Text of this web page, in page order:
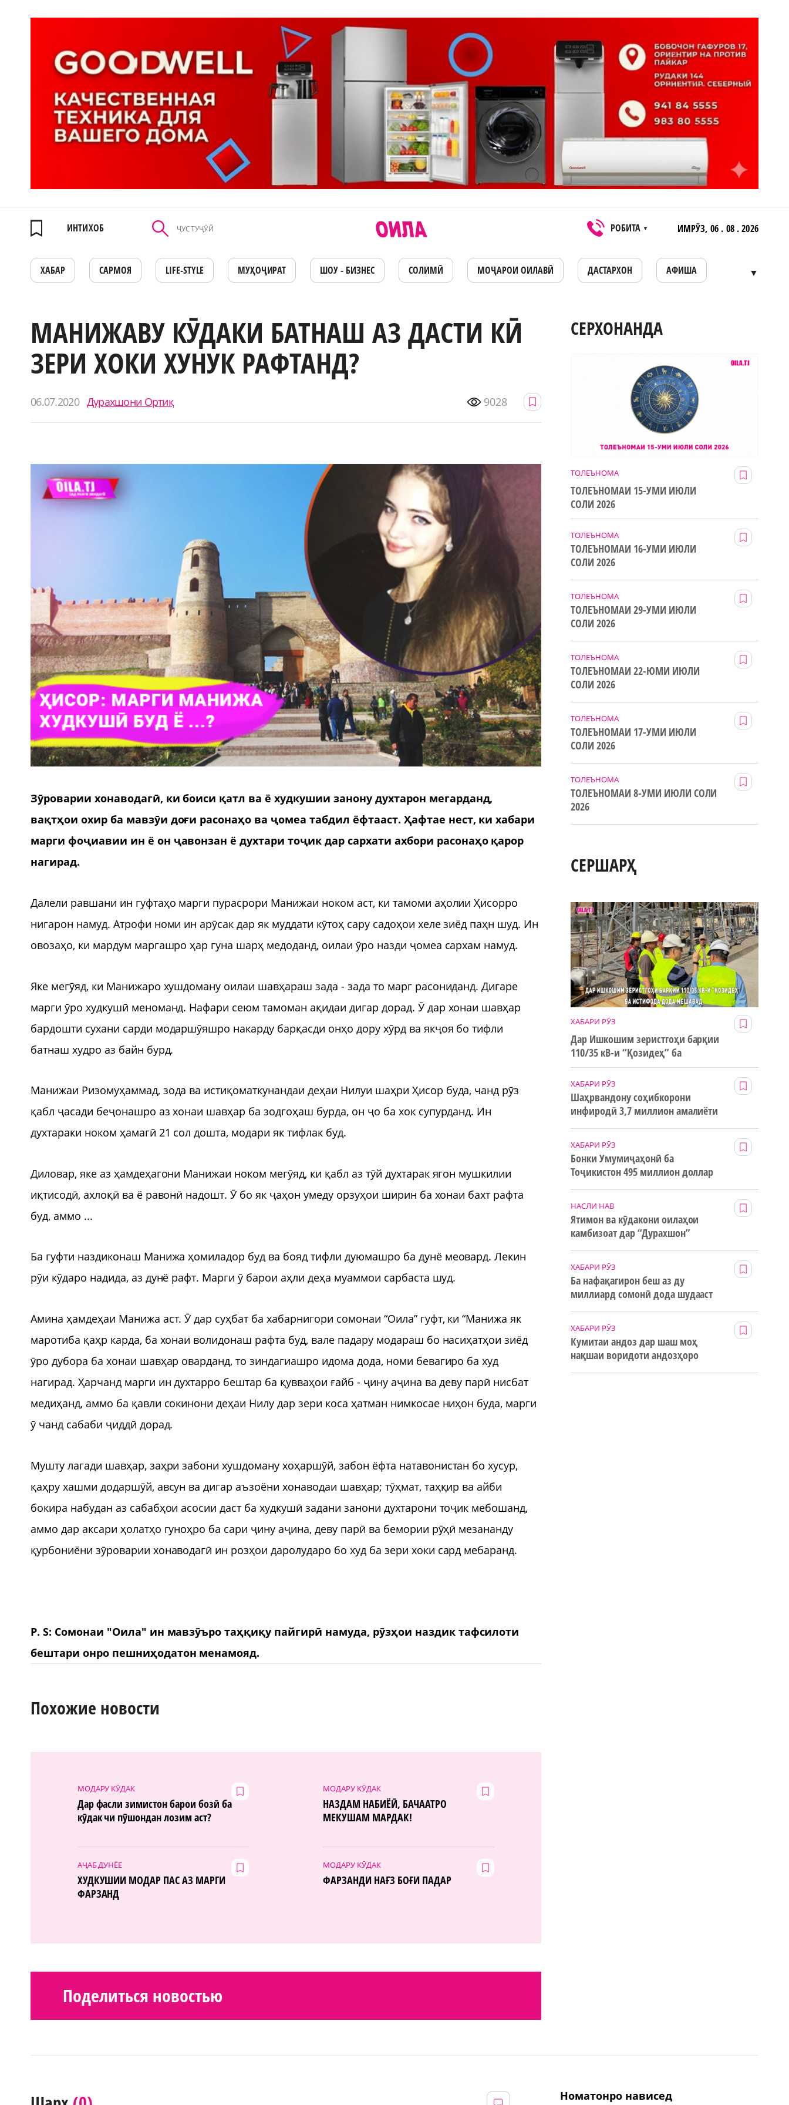
ИНТИХОБ РОБИТА ▼ ИМРӮЗ, 06 . 08 . 2026
ХАБАР САРМОЯ LIFE-STYLE МУҲОҶИРАТ ШОУ - БИЗНЕС СОЛИМӢ МОҶАРОИ ОИЛАВӢ ДАСТАРХОН АФИША ▼
МАНИЖАВУ КӮДАКИ БАТНАШ АЗ ДАСТИ КӢ
ЗЕРИ ХОКИ ХУНУК РАФТАНД?
06.07.2020 Дурахшони Ортиқ 9028
Зӯроварии хонаводагӣ, ки боиси қатл ва ё худкушии занону духтарон мегарданд,
вақтҳои охир ба мавзӯи доғи расонаҳо ва ҷомеа табдил ёфтааст. Ҳафтае нест, ки хабари
марги фоҷиавии ин ё он ҷавонзан ё духтари тоҷик дар сархати ахбори расонаҳо қарор
нагирад.
Далели равшани ин гуфтаҳо марги пурасрори Манижаи ноком аст, ки тамоми аҳолии Ҳисорро
нигарон намуд. Атрофи номи ин арӯсак дар як муддати кӯтоҳ сару садоҳои хеле зиёд паҳн шуд. Ин
овозаҳо, ки мардум маргашро ҳар гуна шарҳ медоданд, оилаи ӯро назди ҷомеа сархам намуд.
Яке мегӯяд, ки Манижаро хушдоману оилаи шавҳараш зада - зада то марг расониданд. Дигаре
марги ӯро худкушӣ меноманд. Нафари сеюм тамоман ақидаи дигар дорад. Ӯ дар хонаи шавҳар
бардошти сухани сарди модаршӯяшро накарду барқасди онҳо дору хӯрд ва якҷоя бо тифли
батнаш худро аз байн бурд.
Манижаи Ризомуҳаммад, зода ва истиқоматкунандаи деҳаи Нилуи шаҳри Ҳисор буда, чанд рӯз
қабл ҷасади беҷонашро аз хонаи шавҳар ба зодгоҳаш бурда, он ҷо ба хок супурданд. Ин
духтараки ноком ҳамагӣ 21 сол дошта, модари як тифлак буд.
Диловар, яке аз ҳамдеҳагони Манижаи ноком мегӯяд, ки қабл аз тӯй духтарак ягон мушкилии
иқтисодӣ, ахлоқӣ ва ё равонӣ надошт. Ӯ бо як ҷаҳон умеду орзуҳои ширин ба хонаи бахт рафта
буд, аммо ...
Ба гуфти наздиконаш Манижа ҳомиладор буд ва бояд тифли дуюмашро ба дунё меовард. Лекин
рӯи кӯдаро надида, аз дунё рафт. Марги ӯ барои аҳли деҳа муаммои сарбаста шуд.
Амина ҳамдеҳаи Манижа аст. Ӯ дар суҳбат ба хабарнигори сомонаи “Оила” гуфт, ки “Манижа як
маротиба қаҳр карда, ба хонаи волидонаш рафта буд, вале падару модараш бо насиҳатҳои зиёд
ӯро дубора ба хонаи шавҳар оварданд, то зиндагиашро идома дода, номи бевагиро ба худ
нагирад. Ҳарчанд марги ин духтарро бештар ба қувваҳои ғайб - ҷину аҷина ва деву парӣ нисбат
медиҳанд, аммо ба қавли сокинони деҳаи Нилу дар зери коса ҳатман нимкосае ниҳон буда, марги
ӯ чанд сабаби ҷиддӣ дорад.
Мушту лагади шавҳар, заҳри забони хушдоману хоҳаршӯй, забон ёфта натавонистан бо хусур,
қаҳру хашми додаршӯй, авсун ва дигар аъзоёни хонаводаи шавҳар; тӯҳмат, таҳқир ва айби
бокира набудан аз сабабҳои асосии даст ба худкушӣ задани занони духтарони тоҷик мебошанд,
аммо дар аксари ҳолатҳо гуноҳро ба сари ҷину аҷина, деву парӣ ва бемории рӯҳӣ мезананду
қурбониёни зӯроварии хонаводагӣ ин розҳои даролударо бо худ ба зери хоки сард мебаранд.
P. S: Сомонаи "Оила" ин мавзӯъро таҳқиқу пайгирӣ намуда, рӯзҳои наздик тафсилоти
бештари онро пешниҳодатон менамояд.
Похожие новости
МОДАРУ КӮДАК
Дар фасли зимистон барои бозӣ ба
кӯдак чи пӯшондан лозим аст?
МОДАРУ КӮДАК
НАЗДАМ НАБИЁӢ, БАЧААТРО
МЕКУШАМ МАРДАК!
АҶАБ ДУНЁЕ
ХУДКУШИИ МОДАР ПАС АЗ МАРГИ
ФАРЗАНД
МОДАРУ КӮДАК
ФАРЗАНДИ НАҒЗ БОҒИ ПАДАР
Поделиться новостью
СЕРХОНАНДА
ТОЛЕЪНОМА
ТОЛЕЪНОМАИ 15-УМИ ИЮЛИ
СОЛИ 2026
ТОЛЕЪНОМА
ТОЛЕЪНОМАИ 16-УМИ ИЮЛИ
СОЛИ 2026
ТОЛЕЪНОМА
ТОЛЕЪНОМАИ 29-УМИ ИЮЛИ
СОЛИ 2026
ТОЛЕЪНОМА
ТОЛЕЪНОМАИ 22-ЮМИ ИЮЛИ
СОЛИ 2026
ТОЛЕЪНОМА
ТОЛЕЪНОМАИ 17-УМИ ИЮЛИ
СОЛИ 2026
ТОЛЕЪНОМА
ТОЛЕЪНОМАИ 8-УМИ ИЮЛИ СОЛИ
2026
СЕРШАРҲ
ХАБАРИ РӮЗ
Дар Ишкошим зеристгоҳи барқии
110/35 кВ-и “Қозидеҳ” ба
истифода дода мешавад
ХАБАРИ РӮЗ
Шаҳрвандону соҳибкорони
инфиродӣ 3,7 миллион амалиёти
ХАБАРИ РӮЗ
Бонки Умумиҷаҳонӣ ба
Тоҷикистон 495 миллион доллар
НАСЛИ НАВ
Ятимон ва кӯдакони оилаҳои
камбизоат дар “Дурахшон”
ХАБАРИ РӮЗ
Ба нафақагирон беш аз ду
миллиард сомонӣ дода шудааст
ХАБАРИ РӮЗ
Кумитаи андоз дар шаш моҳ
нақшаи воридоти андозҳоро
номатонро нависед